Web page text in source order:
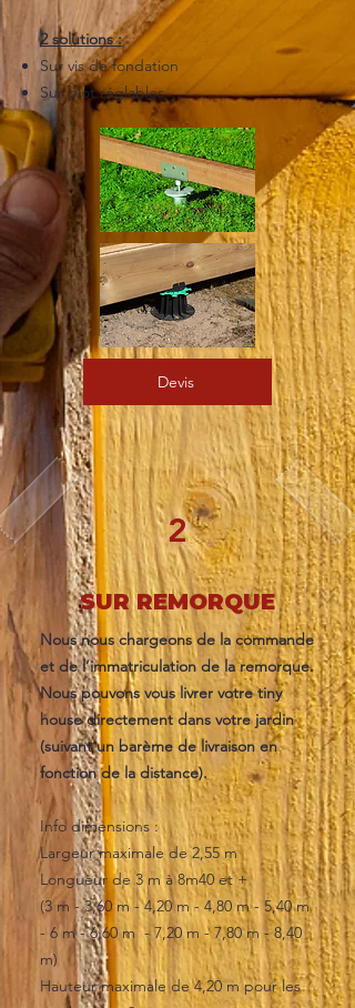
2 solutions :
Sur vis de fondation
Sur plot réglables
Devis
2
SUR REMORQUE
Nous nous chargeons de la commande
et de l’immatriculation de la remorque.
Nous pouvons vous livrer votre tiny
house directement dans votre jardin
(suivant un barème de livraison en
fonction de la distance).
Info dimensions :
Largeur maximale de 2,55 m
Longueur de 3 m à 8m40 et +
(3 m - 3,60 m - 4,20 m - 4,80 m - 5,40 m
- 6 m - 6,60 m - 7,20 m - 7,80 m - 8,40
m)
Hauteur maximale de 4,20 m pour les